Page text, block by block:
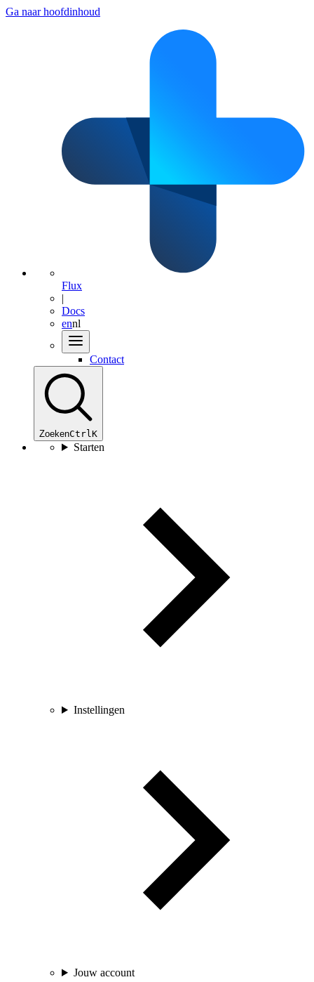
Ga naar hoofdinhoud
Flux
|
Docs
ennl
Contact
ZoekenCtrlK
Starten
Instellingen
Jouw account